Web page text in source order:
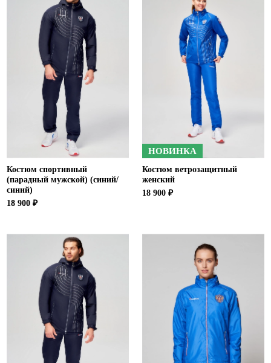
Ханты-Мансийский автономный округ (3)
Челябинская область (2)
Ямало-Ненецкий автономный округ (1)
Ярославская область (1)
Костюм спортивный
(парадный мужской) (синий/
синий)
18 900 ₽
НОВИНКА
Костюм ветрозащитный
женский
18 900 ₽